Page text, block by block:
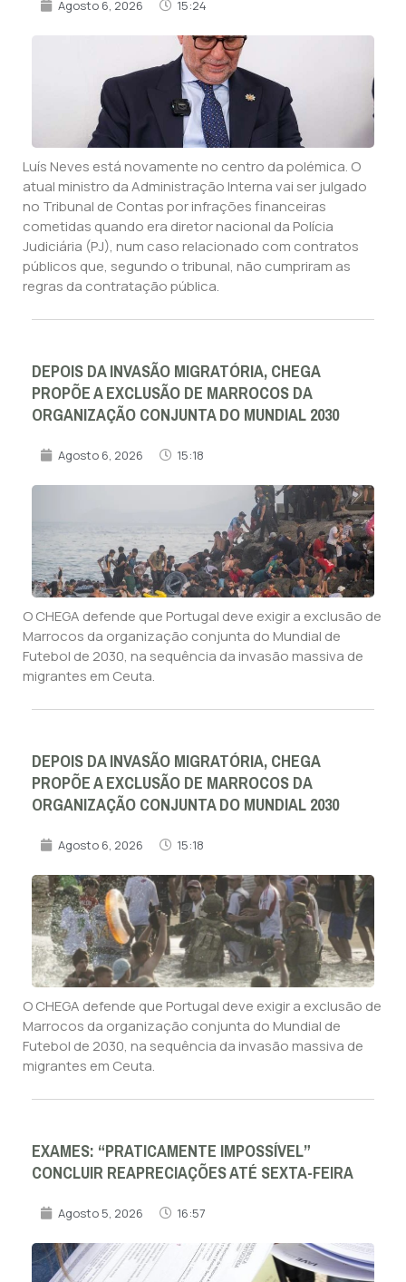
Agosto 6, 2026 15:24
Luís Neves está novamente no centro da polémica. O
atual ministro da Administração Interna vai ser julgado
no Tribunal de Contas por infrações financeiras
cometidas quando era diretor nacional da Polícia
Judiciária (PJ), num caso relacionado com contratos
públicos que, segundo o tribunal, não cumpriram as
regras da contratação pública.
DEPOIS DA INVASÃO MIGRATÓRIA, CHEGA
PROPÕE A EXCLUSÃO DE MARROCOS DA
ORGANIZAÇÃO CONJUNTA DO MUNDIAL 2030
Agosto 6, 2026 15:18
O CHEGA defende que Portugal deve exigir a exclusão de
Marrocos da organização conjunta do Mundial de
Futebol de 2030, na sequência da invasão massiva de
migrantes em Ceuta.
DEPOIS DA INVASÃO MIGRATÓRIA, CHEGA
PROPÕE A EXCLUSÃO DE MARROCOS DA
ORGANIZAÇÃO CONJUNTA DO MUNDIAL 2030
Agosto 6, 2026 15:18
O CHEGA defende que Portugal deve exigir a exclusão de
Marrocos da organização conjunta do Mundial de
Futebol de 2030, na sequência da invasão massiva de
migrantes em Ceuta.
EXAMES: “PRATICAMENTE IMPOSSÍVEL”
CONCLUIR REAPRECIAÇÕES ATÉ SEXTA-FEIRA
Agosto 5, 2026 16:57